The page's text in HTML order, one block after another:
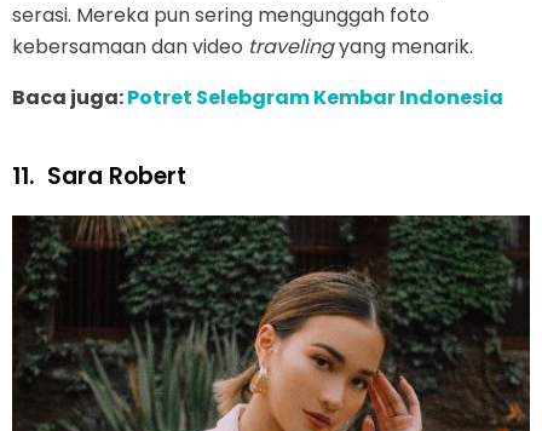
serasi. Mereka pun sering mengunggah foto
kebersamaan dan video travelingyang menarik.
Baca juga:Potret Selebgram Kembar Indonesia
11. Sara Robert